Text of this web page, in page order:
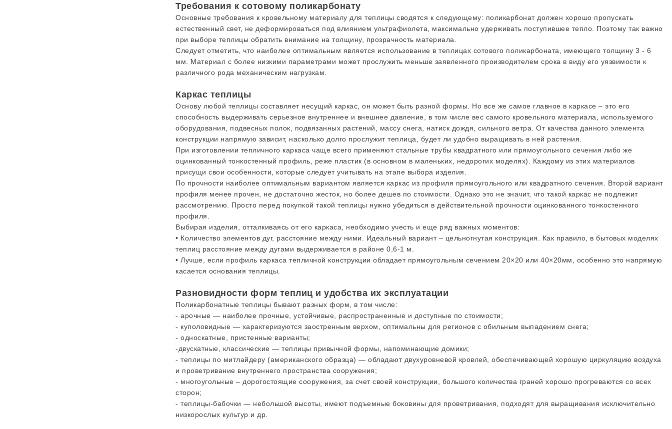
Требования к сотовому поликарбонату
Основные требования к кровельному материалу для теплицы сводятся к следующему: поликарбонат должен хорошо пропускать
естественный свет, не деформироваться под влиянием ультрафиолета, максимально удерживать поступившее тепло. Поэтому так важно
при выборе теплицы обратить внимание на толщину, прозрачность материала.
Следует отметить, что наиболее оптимальным является использование в теплицах сотового поликарбоната, имеющего толщину 3 - 6
мм. Материал с более низкими параметрами может прослужить меньше заявленного производителем срока в виду его уязвимости к
различного рода механическим нагрузкам.
Каркас теплицы
Основу любой теплицы составляет несущий каркас, он может быть разной формы. Но все же самое главное в каркасе – это его
способность выдерживать серьезное внутреннее и внешнее давление, в том числе вес самого кровельного материала, используемого
оборудования, подвесных полок, подвязанных растений, массу снега, натиск дождя, сильного ветра. От качества данного элемента
конструкции напрямую зависит, насколько долго прослужит теплица, будет ли удобно выращивать в ней растения.
При изготовлении тепличного каркаса чаще всего применяют стальные трубы квадратного или прямоугольного сечения либо же
оцинкованный тонкостенный профиль, реже пластик (в основном в маленьких, недорогих моделях). Каждому из этих материалов
присущи свои особенности, которые следует учитывать на этапе выбора изделия.
По прочности наиболее оптимальным вариантом является каркас из профиля прямоугольного или квадратного сечения. Второй вариант
профиля менее прочен, не достаточно жесток, но более дешев по стоимости. Однако это не значит, что такой каркас не подлежит
рассмотрению. Просто перед покупкой такой теплицы нужно убедиться в действительной прочности оцинкованного тонкостенного
профиля.
Выбирая изделия, отталкиваясь от его каркаса, необходимо учесть и еще ряд важных моментов:
• Количество элементов дуг, расстояние между ними. Идеальный вариант – цельногнутая конструкция. Как правило, в бытовых моделях
теплиц расстояние между дугами выдерживается в районе 0,6-1 м.
• Лучше, если профиль каркаса тепличной конструкции обладает прямоугольным сечением 20×20 или 40×20мм, особенно это напрямую
касается основания теплицы.
Разновидности форм теплиц и удобства их эксплуатации
Поликарбонатные теплицы бывают разных форм, в том числе:
- арочные — наиболее прочные, устойчивые, распространенные и доступные по стоимости;
- куполовидные — характеризуются заостренным верхом, оптимальны для регионов с обильным выпадением снега;
- односкатные, пристенные варианты;
-двускатные, классические — теплицы привычной формы, напоминающие домики;
- теплицы по митлайдеру (американского образца) — обладают двухуровневой кровлей, обеспечивающей хорошую циркуляцию воздуха
и проветривание внутреннего пространства сооружения;
- многоугольные – дорогостоящие сооружения, за счет своей конструкции, большого количества граней хорошо прогреваются со всех
сторон;
- теплицы-бабочки — небольшой высоты, имеют подъемные боковины для проветривания, подходят для выращивания исключительно
низкорослых культур и др.